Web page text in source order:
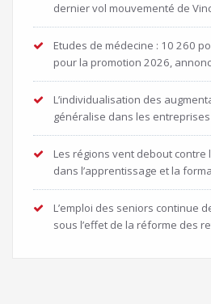
dernier vol mouvementé de
Etudes de médecine : 10 260
pour la promotion 2026,
L’individualisation des
généralise dans les
Les régions vent debout
dans l’apprentissage et la
L’emploi des seniors continue
sous l’effet de la réforme des